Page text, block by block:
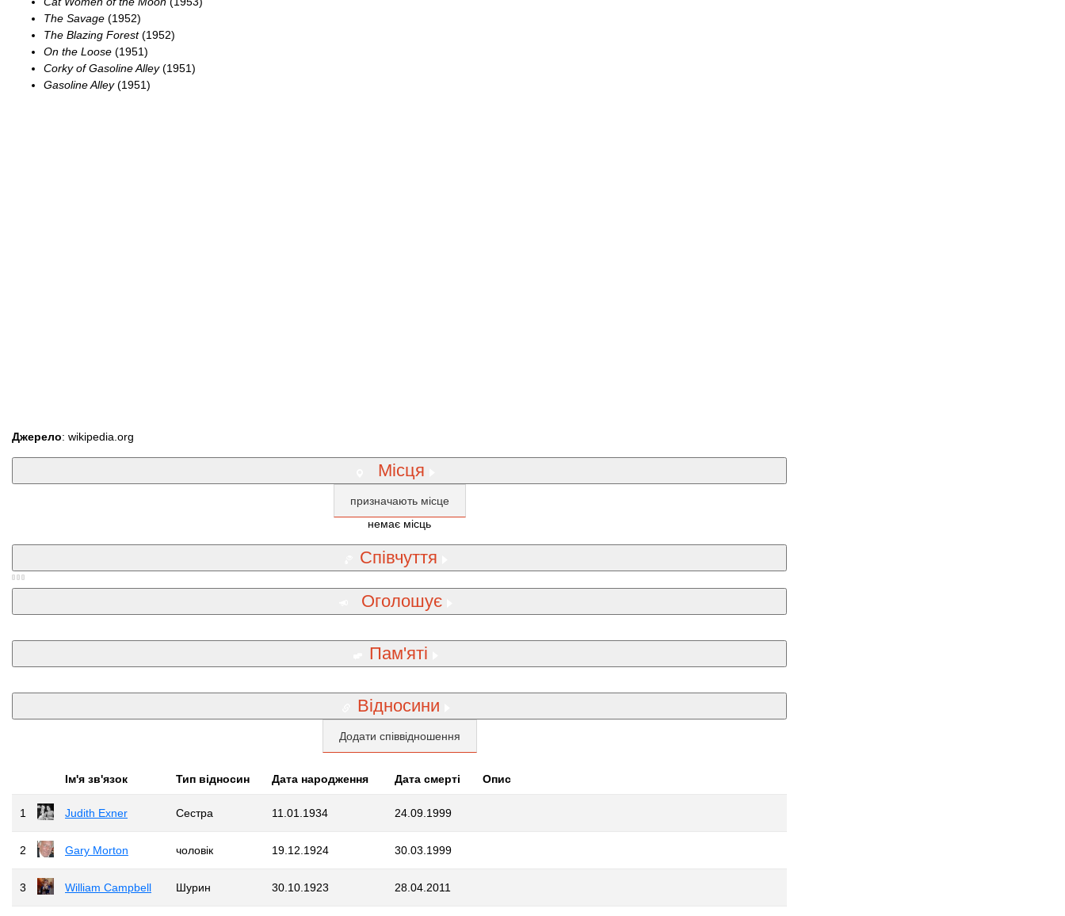
The Savage (1952)
The Blazing Forest(1952)
On the Loose (1951)
Corky of Gasoline Alley(1951)
Gasoline Alley(1951)
Джерело: wikipedia.org
Місця
призначають місце
немає місць
Співчуття
Оголошує
Пам'яті
Відносини
Додати співвідношення
Iм'я зв'язок Тип відносин Дата народження Дата смерті Опис
1 Judith Exner Сестра 11.01.1934 24.09.1999
2 Gary Morton чоловік 19.12.1924 30.03.1999
3 William Campbell Шурин 30.10.1923 28.04.2011